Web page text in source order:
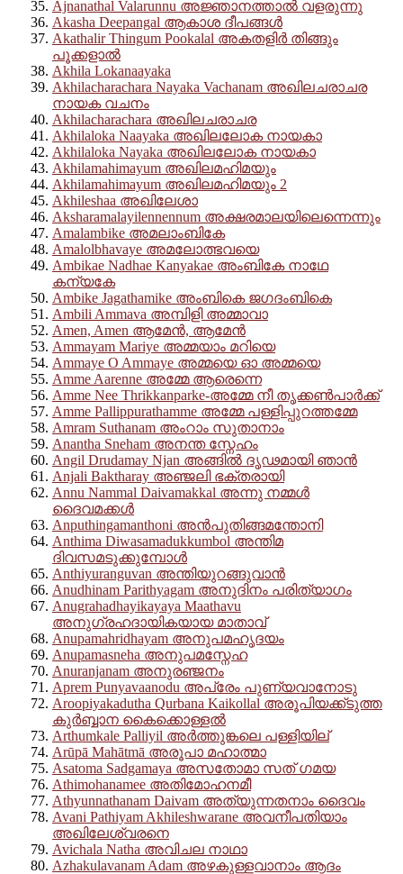
Ajnanathal Valarunnu അജ്ഞാനത്താൽ വളരുന്നു
Akasha Deepangal ആകാശ ദീപങ്ങൾ
Akathalir Thingum Pookalal അകതളിർ തിങ്ങും
പൂക്കളാൽ
Akhila Lokanaayaka
Akhilacharachara Nayaka Vachanam അഖിലചരാചര
നായക വചനം
Akhilacharachara അഖിലചരാചര
Akhilaloka Naayaka അഖിലലോക നായകാ
Akhilaloka Nayaka അഖിലലോക നായകാ
Akhilamahimayum അഖിലമഹിമയും
Akhilamahimayum അഖിലമഹിമയും 2
Akhileshaa അഖിലേശാ
Aksharamalayilennennum അക്ഷരമാലയിലെന്നെന്നും
Amalambike അമലാംബികേ
Amalolbhavaye അമലോത്ഭവയെ
Ambikae Nadhae Kanyakae അംബികേ നാഥേ
കന്യകേ
Ambike Jagathamike അംബികെ ജഗദംബികെ
Ambili Ammava അമ്പിളി അമ്മാവാ
Amen, Amen ആമേൻ, ആമേൻ
Ammayam Mariye അമ്മയാം മറിയെ
Ammaye O Ammaye അമ്മയെ ഓ അമ്മയെ
Amme Aarenne അമ്മേ ആരെന്നെ
Amme Nee Thrikkanparke-അമ്മേ നീ തൃക്കൺപാർക്ക്
Amme Pallippurathamme അമ്മേ പള്ളിപ്പുറത്തമ്മേ
Amram Suthanam അംറാം സുതാനാം
Anantha Sneham അനന്ത സ്നേഹം
Angil Drudamay Njan അങ്ങിൽ ദൃഢമായി ഞാൻ
Anjali Baktharay അഞ്ജലി ഭക്തരായി
Annu Nammal Daivamakkal അന്നു നമ്മൾ
ദൈവമക്കൾ
Anputhingamanthoni അൻപുതിങ്ങമന്തോനി
Anthima Diwasamadukkumbol അന്തിമ
ദിവസമടുക്കുമ്പോള്‍
Anthiyuranguvan അന്തിയുറങ്ങുവാൻ
Anudhinam Parithyagam അനുദിനം പരിത്യാഗം
Anugrahadhayikayaya Maathavu
അനുഗ്രഹദായികയായ മാതാവ്
Anupamahridhayam അനുപമഹൃദയം
Anupamasneha അനുപമസ്നേഹ
Anuranjanam അനുരഞ്ജനം
Aprem Punyavaanodu അപ്രേം പുണ്യവാനോടു
Aroopiyakadutha Qurbana Kaikollal അരൂപിയക്ക്ടുത്ത
കുർബ്ബാന കൈക്കൊള്ളൽ
Arthumkale Palliyil അര്‍ത്തുങ്കലെ പള്ളിയില്
Arūpā Mahātmā അരൂപാ മഹാത്മാ
Asatoma Sadgamaya അസതോമാ സത് ഗമയ
Athimohanamee അതിമോഹനമീ
Athyunnathanam Daivam അത്യുന്നതനാം ദൈവം
Avani Pathiyam Akhileshwarane അവനീപതിയാം
അഖിലേശ്വരനെ
Avichala Natha അവിചല നാഥാ
Azhakulavanam Adam അഴകുള്ളവാനാം ആദം